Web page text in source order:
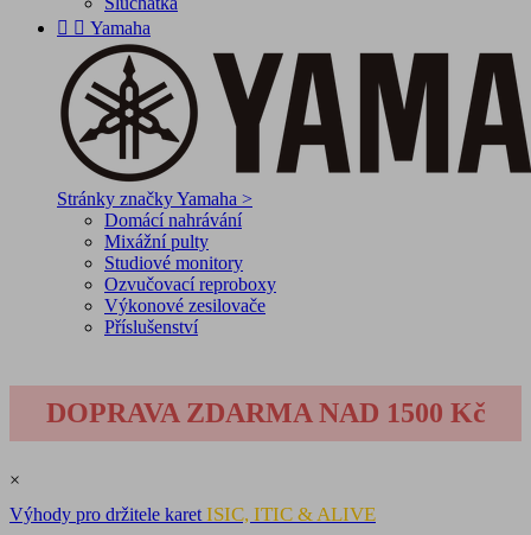
  Yamaha
Stránky značky Yamaha >
Domácí nahrávání
Mixážní pulty
Studiové monitory
Ozvučovací reproboxy
Výkonové zesilovače
Příslušenství
DOPRAVA ZDARMA NAD 1500 Kč
×
Výhody pro držitele karet ISIC, ITIC & ALIVE